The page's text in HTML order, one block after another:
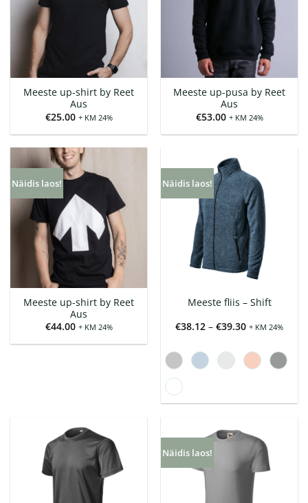
Meeste up-shirt by Reet
Aus
€25.00 + KM 24%
Meeste up-pusa by Reet
Aus
€53.00 + KM 24%
Näidis laos!
Meeste up-shirt by Reet
Aus
€44.00 + KM 24%
Näidis laos!
Meeste fliis – Shift
€38.12 – €39.30
€39.30
+ KM 24%
Näidis laos!